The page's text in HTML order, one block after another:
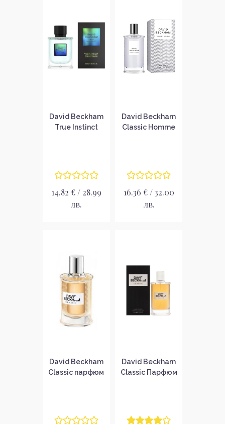
David Beckham
True Instinct
14.82 € / 28.99
лв.
David Beckham
Classic Homme
16.36 € / 32.00
лв.
David Beckham
Classic парфюм
David Beckham
Classic Парфюм